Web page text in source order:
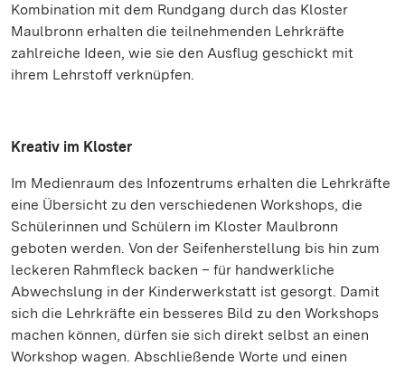
Kombination mit dem Rundgang durch das Kloster
Maulbronn erhalten die teilnehmenden Lehrkräfte
zahlreiche Ideen, wie sie den Ausflug geschickt mit
ihrem Lehrstoff verknüpfen.
Kreativ im Kloster
Im Medienraum des Infozentrums erhalten die Lehrkräfte
eine Übersicht zu den verschiedenen Workshops, die
Schülerinnen und Schülern im Kloster Maulbronn
geboten werden. Von der Seifenherstellung bis hin zum
leckeren Rahmfleck backen – für handwerkliche
Abwechslung in der Kinderwerkstatt ist gesorgt. Damit
sich die Lehrkräfte ein besseres Bild zu den Workshops
machen können, dürfen sie sich direkt selbst an einen
Workshop wagen. Abschließende Worte und einen